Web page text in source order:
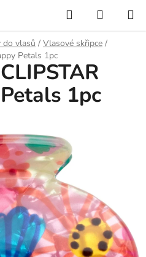
Hledat
KOŠÍK
do vlasů / Vlasové skřipce /
Petals 1pc
1pc